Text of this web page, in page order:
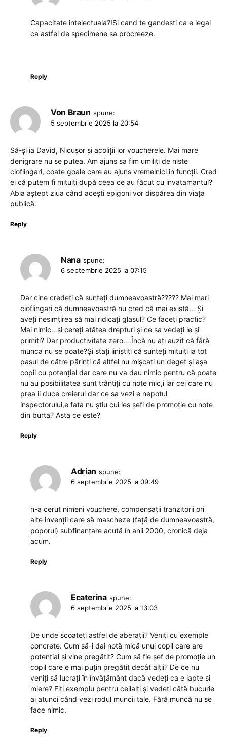
Capacitate intelectuala?!Si cand te gandesti ca e legal
ca astfel de specimene sa procreeze.
Reply
Von Braun spune:
5 septembrie 2025 la 20:54
Să-și ia David, Nicușor și acoliții lor voucherele. Mai mare
denigrare nu se putea. Am ajuns sa fim umiliți de niste
cioflingari, coate goale care au ajuns vremelnici in funcții. Cred
ei că putem fi mituiți după ceea ce au făcut cu invatamantul?
Abia aștept ziua când acești epigoni vor dispărea din viața
publică.
Reply
Nana spune:
6 septembrie 2025 la 07:15
Dar cine credeți că sunteți dumneavoastră????? Mai mari
cioflingari că dumneavoastră nu cred că mai există… Și
aveți nesimțirea să mai ridicați glasul? Ce faceți practic?
Mai nimic…și cereți atâtea drepturi și ce sa vedeți le și
primiti? Dar productivitate zero….Încă nu ați auzit că fără
munca nu se poate?Și stați liniștiți că sunteți mituiți la tot
pasul de către părinți că altfel nu mișcați un deget și așa
copii cu potențial dar care nu va dau nimic pentru că poate
nu au posibilitatea sunt trântiți cu note mic,i iar cei care nu
prea ii duce creierul dar ce sa vezi e nepotul
inspectorului,e fata nu știu cui ies șefi de promoție cu note
din burta? Asta ce este?
Reply
Adrian spune:
6 septembrie 2025 la 09:49
n-a cerut nimeni vouchere, compensații tranzitorii ori
alte invenții care să mascheze (față de dumneavoastră,
poporul) subfinanțare acută în anii 2000, cronică deja
acum.
Reply
Ecaterina spune:
6 septembrie 2025 la 13:03
De unde scoateți astfel de aberații? Veniți cu exemple
concrete. Cum să-i dai notă mică unui copil care are
potențial și vine pregătit? Cum să fie șef de promoție un
copil care e mai puțin pregătit decât alții? De ce nu
veniți să lucrați în învățământ dacă vedeți ca e lapte și
miere? Fiți exemplu pentru ceilalți și vedeți câtă bucurie
ai atunci când vezi rodul muncii tale. Fără muncă nu se
face nimic.
Reply